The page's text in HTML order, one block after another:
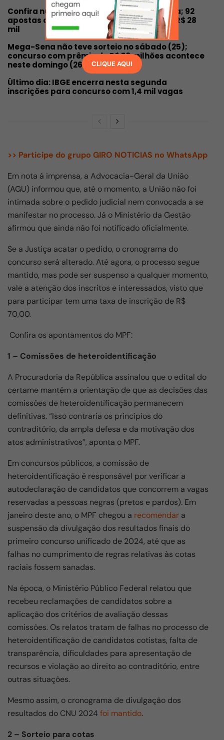
Confira números sorteados na Mega-Sena; 92
apostas acertam cinco números e levam R$ 28
mil
Mega-Sena não teve sorteio no sábado (25);
concurso com prêmio de R$ 70 milhões acontece
neste domingo (26)
Último dia: IBGE encerra nesta segunda
inscrições para concurso com 1,4 mil vagas
>> Participe do grupo GIRO NOTICIAS no WhatsApp
Em nota à imprensa, a Advocacia-Geral da União
(AGU) informou que, até o momento, a União não foi
intimada sobre o pedido judicial nem convocada a se
manifestar no processo. Já o Ministério da Gestão
afirmou que ainda não foi notificado oficialmente.
Se a Justiça acatar o pedido, o cronograma do
concurso será alterado. Até agora, o processo segue
mantido, mas pode ser suspenso a qualquer momento,
vale a atenção dos inscritos e interessados, visto que
para participar tem uma taxa de inscrição de R$
70,00.
Confira os apontamentos do MPF:
1 – Comissões de heteroidentificação
A Procuradoria da República assinalou que o edital do
certame mantém a orientação de que as decisões das
comissões de heteroidentificação permanecem
definitivas. “Isso contraria os princípios do
contraditório, da ampla defesa e da motivação dos
atos administrativos”, aponta o MPF.
Em concursos públicos, a comissão de
heteroidentificação é responsável por verificar a
autodeclaração de candidatos que concorrem a vagas
reservadas a pessoas negras (pretos e pardos). Em
janeiro deste ano, o MPF chegou a recomendar a
suspensão da divulgação dos resultados finais do
primeiro concurso unificado de 2024, até que as
falhas no cumprimento de regras relativas às cotas
raciais fossem sanadas.
Na época, o Ministério Público Federal relatou que
recebeu reclamações de candidatos sobre a
aplicação dos critérios de avaliação dessas
comissões. Os relatos tratam de falhas no processo de
heteroidentificação de candidatos cotistas, falta de
transparência, dificuldades para apresentação de
recursos e violação ao direito ao contraditório, entre
outras situações.
Mesmo assim, o cronograma de divulgação dos
resultados do CNU 2024 foi mantido.
2 – Sorteio para cotas
CLIQUE AQUI